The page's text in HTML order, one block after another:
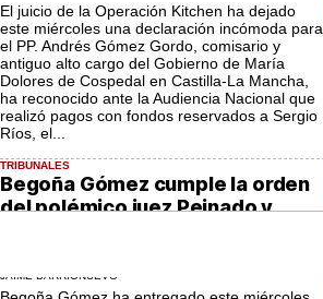
El juicio de la Operación Kitchen ha dejado
este miércoles una declaración incómoda para
el PP. Andrés Gómez Gordo, comisario y
antiguo alto cargo del Gobierno de María
Dolores de Cospedal en Castilla-La Mancha,
ha reconocido ante la Audiencia Nacional que
realizó pagos con fondos reservados a Sergio
Ríos, el...
TRIBUNALES
Begoña Gómez cumple la orden
del polémico juez Peinado y
JAIME BARRIONUEVO